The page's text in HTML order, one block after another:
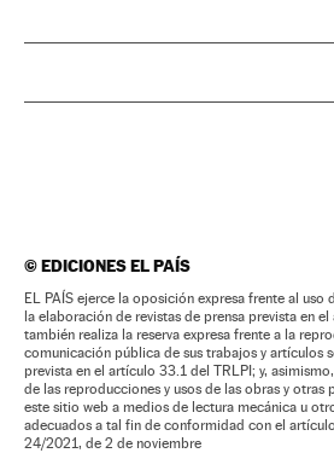
©EDICIONES EL PAÍS
EL PAÍS ejerce la oposición expresa frente al uso
la elaboración de revistas de prensa prevista en
también realiza la reserva expresa frente a la
comunicación pública de sus trabajos y artículos
prevista en el artículo 33.1 del TRLPI; y,
de las reproducciones y usos de las obras y otras
este sitio web a medios de lectura mecánica u
adecuados a tal fin de conformidad con el
24/2021, de 2 de noviembre